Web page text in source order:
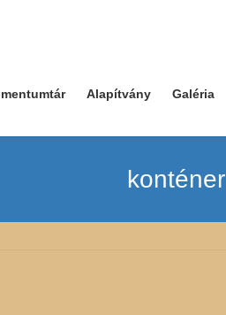
Alapítvány Galéria
konténer